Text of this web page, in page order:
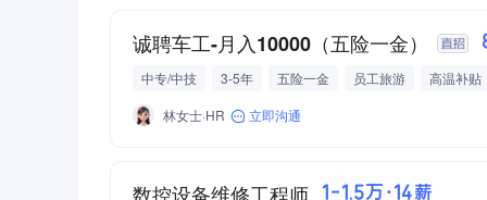
诚聘车工-月入10000（五险一金）
中专/中技 3-5年 五险一金 员工旅游
高温补贴
商业保险
林女士·HR 立即沟通
1-1.5万·14薪